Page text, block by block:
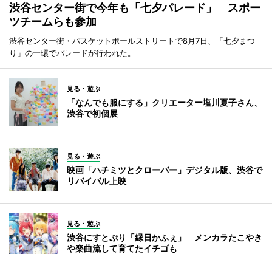
渋谷センター街で今年も「七夕パレード」 スポー
ツチームらも参加
渋谷センター街・バスケットボールストリートで8月7日、「七夕まつ
り」の一環でパレードが行われた。
見る・遊ぶ
「なんでも服にする」クリエーター塩川夏子さん、
渋谷で初個展
見る・遊ぶ
映画「ハチミツとクローバー」デジタル版、渋谷で
リバイバル上映
見る・遊ぶ
渋谷にすとぷり「縁日かふぇ」 メンカラたこやき
や楽曲流して育てたイチゴも